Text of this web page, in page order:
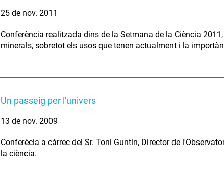
25 de nov. 2011
Conferència realitzada dins de la Setmana de la Ciència
minerals, sobretot els usos que tenen actualment i la
Un passeig per l'univers
13 de nov. 2009
Conferècia a càrrec del Sr. Toni Guntin, Director de
la ciència.